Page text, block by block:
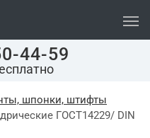
44-59
шпонки, штифты
ГОСТ14229/ DIN